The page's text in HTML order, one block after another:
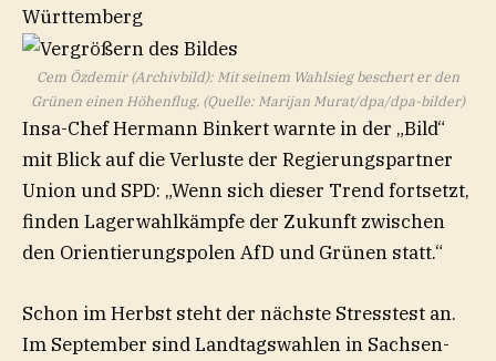
Cem Özdemir (Archivbild): Mit seinem Wahlsieg beschert er den
Grünen einen Höhenflug. (Quelle: Marijan Murat/dpa/dpa-bilder)
Insa-Chef Hermann Binkert warnte in der „Bild“
mit Blick auf die Verluste der Regierungspartner
Union und SPD: „Wenn sich dieser Trend fortsetzt,
finden Lagerwahlkämpfe der Zukunft zwischen
den Orientierungspolen AfD und Grünen statt.“
Schon im Herbst steht der nächste Stresstest an.
Im September sind Landtagswahlen in Sachsen-